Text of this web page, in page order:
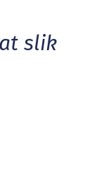
slik